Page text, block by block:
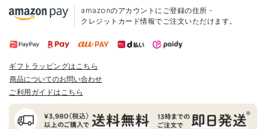
amazonのアカウントにご登録の住所・
クレジットカード情報でご注文いただけます。
ギフトラッピングはこちら
商品についてのお問い合わせ
ご利用ガイドはこちら